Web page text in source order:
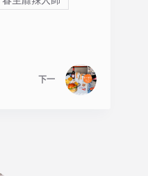
下一